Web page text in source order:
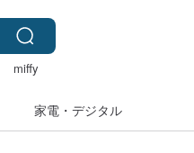
miffy
家電・デジタル